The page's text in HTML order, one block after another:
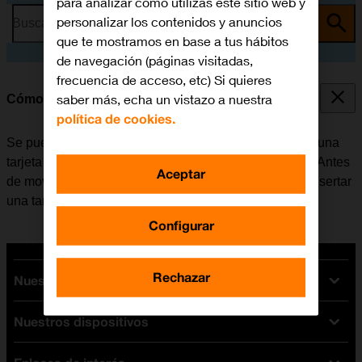
Busca por problema o tema
Cómo mover apps a la tarjeta de memoria
Se pueden guardar las apps instaladas en el móvil en una
tarjeta de memoria para liberar espacio en el teléfono. Antes
de mover apps a la tarjeta de memoria, es necesario insertar
una tarjeta de memoria en el móvil.
Nuestras tarifas
Tarifas Orange
Tarifas fibra y móvil
Nuestros dispositivos
personalizar los contenidos y anuncios
que te mostramos en base a tus hábitos
de navegación (páginas visitadas,
frecuencia de acceso, etc) Si quieres
saber más, echa un vistazo a nuestra
política de cookies.
Configurar
Rechazar
Aceptar